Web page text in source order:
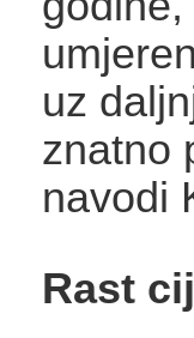
uz
znatno
navodi
Rast